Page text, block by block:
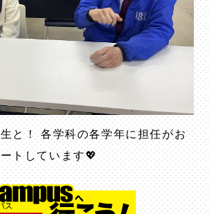
と！ 各学科の各学年に担任がお
トしています💖